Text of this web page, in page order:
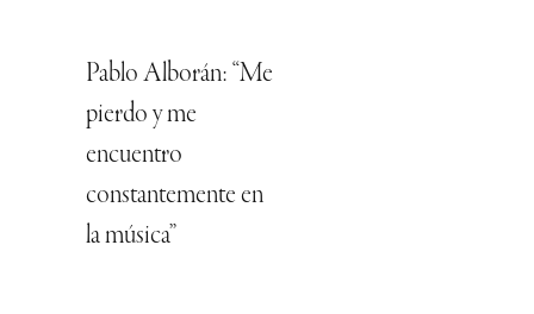
Pablo Alborán: “Me
pierdo y me
encuentro
constantemente en
la música”